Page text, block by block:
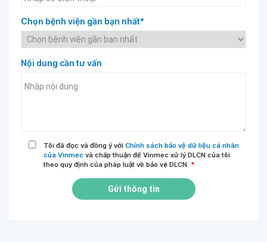
Chọn bệnh viện gần bạn nhất*
Nội dung cần tư vấn
Tôi đã đọc và đồng ý với Chính sách bảo vệ dữ liệu cá nhân
của Vinmec và chấp thuận để Vinmec xử lý DLCN của tôi
theo quy định của pháp luật về bảo vệ DLCN. *
Gửi thông tin